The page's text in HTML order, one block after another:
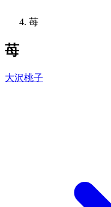
苺
苺
大沢桃子